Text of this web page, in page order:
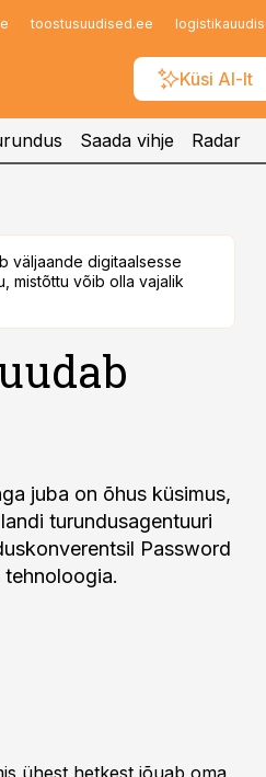
toostusuudised.ee
Küsi AI-lt
Saada vihje Radar
väljaande digitaalsesse
mistõttu võib olla vajalik
juba on õhus küsimus,
turundusagentuuri
Password
tehnoloogia.
ühest hetkest jõuab oma